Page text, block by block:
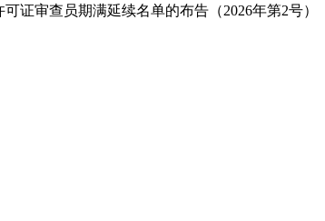
证审查员期满延续名单的布告（2026年第2号）